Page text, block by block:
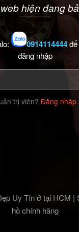
hiện đang
0914114444để
đăng nhập
trị viên? Đăng nhập
Uy Tín ở tại HCM |
hồ chính hãng‎